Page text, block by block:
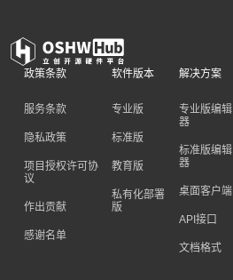
政策条款
服务条款
隐私政策
项目授权许可协
议
作出贡献
感谢名单
软件版本
专业版
标准版
教育版
私有化部署
版
解决方案
专业版编辑
器
标准版编辑
器
桌面客户端
API接口
文档格式